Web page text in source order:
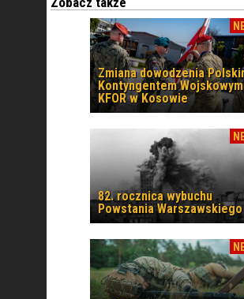
Zmiana dowodzenia
Kontyngentem Wojskowym
KFOR w Kosowie
82. rocznica wybuchu
Powstania Warszawskiego